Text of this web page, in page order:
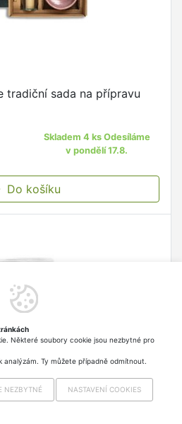
tradiční sada na přípravu
Skladem 4 ks Odesíláme
v pondělí 17.8.
Do košíku
Některé soubory cookie jsou nezbytné pro
analýzám. Ty můžete případně odmítnout.
NEZBYTNÉ NASTAVENÍ COOKIES